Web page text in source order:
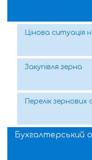
Цінова ситуація
Закупівля зерна
Перелік
Бухгалтерський